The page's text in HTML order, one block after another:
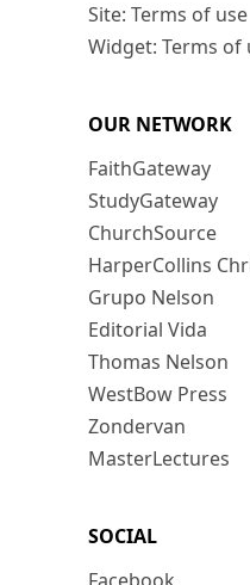
Site: Terms of use
Widget: Terms of
OUR NETWORK
FaithGateway
StudyGateway
ChurchSource
HarperCollins
Grupo Nelson
Editorial Vida
Thomas Nelson
WestBow Press
Zondervan
MasterLectures
SOCIAL